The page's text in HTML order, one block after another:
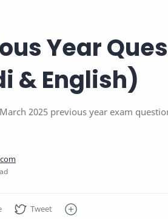
Year
& English)
2025 previous year exam